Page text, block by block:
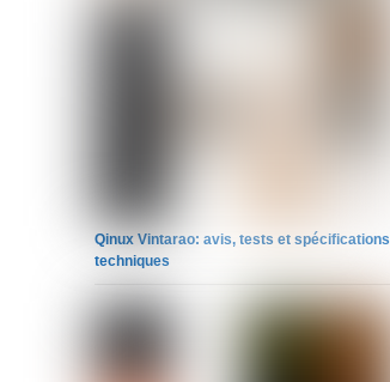
Qinux Vintarao: avis, tests et spécifications
techniques